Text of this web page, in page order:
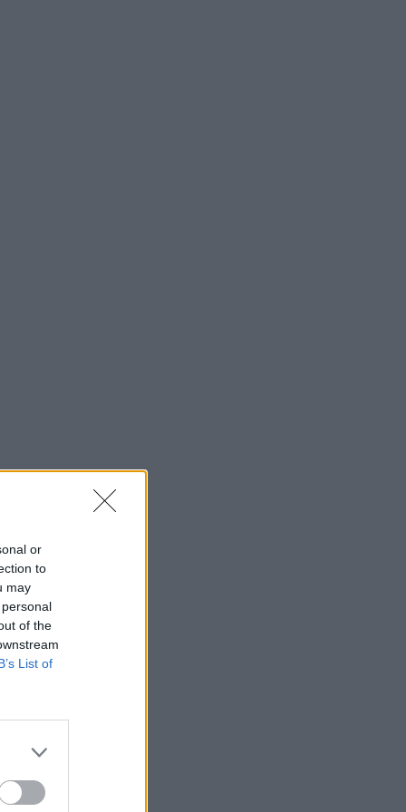
or
to
may
of the
List of